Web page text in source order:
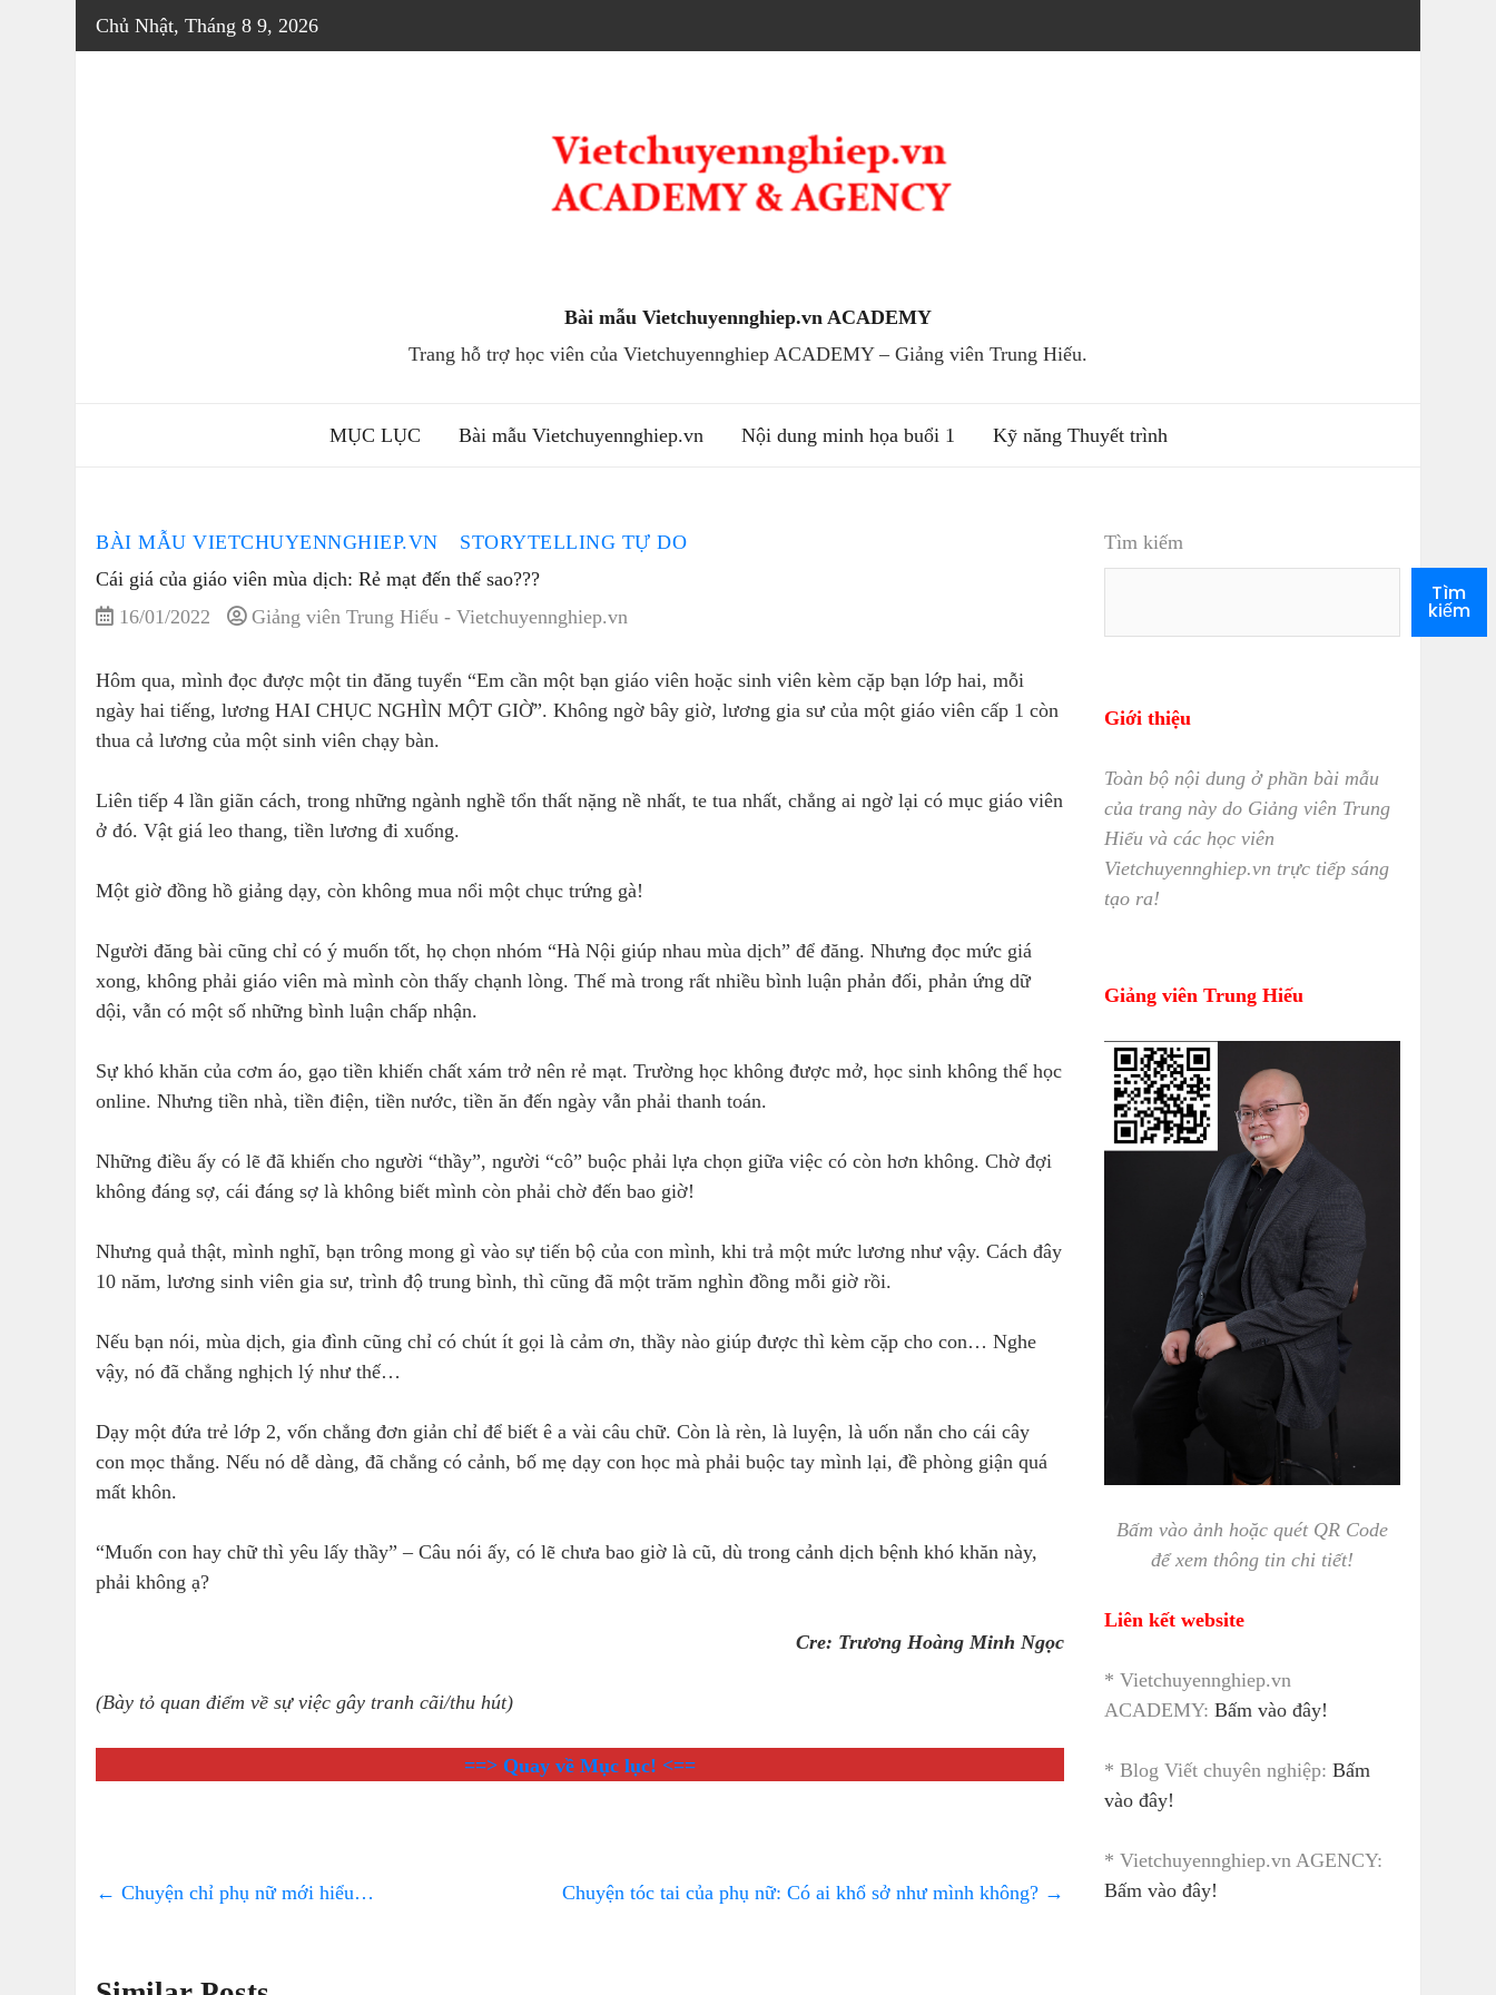
Skip
Chủ Nhật, Tháng 8 9, 2026
Bài mẫu Vietchuyennghiep.vn ACADEMY
Trang hỗ trợ học viên của Vietchuyennghiep ACADEMY – Giảng viên Trung Hiếu.
MỤC LỤC Bài mẫu Vietchuyennghiep.vn Nội dung minh họa buổi 1 Kỹ năng Thuyết trình
BÀI MẪU VIETCHUYENNGHIEP.VN
STORYTELLING TỰ DO
Cái giá của giáo viên mùa dịch: Rẻ mạt đến thế sao???
16/01/2022
Giảng viên Trung Hiếu - Vietchuyennghiep.vn
Hôm qua, mình đọc được một tin đăng tuyển “Em cần một bạn giáo viên hoặc sinh viên kèm cặp bạn lớp hai, mỗi
ngày hai tiếng, lương HAI CHỤC NGHÌN MỘT GIỜ”. Không ngờ bây giờ, lương gia sư của một giáo viên cấp 1 còn
thua cả lương của một sinh viên chạy bàn.
Liên tiếp 4 lần giãn cách, trong những ngành nghề tổn thất nặng nề nhất, te tua nhất, chẳng ai ngờ lại có mục giáo viên
ở đó. Vật giá leo thang, tiền lương đi xuống.
Một giờ đồng hồ giảng dạy, còn không mua nổi một chục trứng gà!
Người đăng bài cũng chỉ có ý muốn tốt, họ chọn nhóm “Hà Nội giúp nhau mùa dịch” để đăng. Nhưng đọc mức giá
xong, không phải giáo viên mà mình còn thấy chạnh lòng. Thế mà trong rất nhiều bình luận phản đối, phản ứng dữ
dội, vẫn có một số những bình luận chấp nhận.
Sự khó khăn của cơm áo, gạo tiền khiến chất xám trở nên rẻ mạt. Trường học không được mở, học sinh không thể học
online. Nhưng tiền nhà, tiền điện, tiền nước, tiền ăn đến ngày vẫn phải thanh toán.
Những điều ấy có lẽ đã khiến cho người “thầy”, người “cô” buộc phải lựa chọn giữa việc có còn hơn không. Chờ đợi
không đáng sợ, cái đáng sợ là không biết mình còn phải chờ đến bao giờ!
Nhưng quả thật, mình nghĩ, bạn trông mong gì vào sự tiến bộ của con mình, khi trả một mức lương như vậy. Cách đây
10 năm, lương sinh viên gia sư, trình độ trung bình, thì cũng đã một trăm nghìn đồng mỗi giờ rồi.
Nếu bạn nói, mùa dịch, gia đình cũng chỉ có chút ít gọi là cảm ơn, thầy nào giúp được thì kèm cặp cho con… Nghe
vậy, nó đã chẳng nghịch lý như thế…
Dạy một đứa trẻ lớp 2, vốn chẳng đơn giản chỉ để biết ê a vài câu chữ. Còn là rèn, là luyện, là uốn nắn cho cái cây
con mọc thẳng. Nếu nó dễ dàng, đã chẳng có cảnh, bố mẹ dạy con học mà phải buộc tay mình lại, đề phòng giận quá
mất khôn.
“Muốn con hay chữ thì yêu lấy thầy” – Câu nói ấy, có lẽ chưa bao giờ là cũ, dù trong cảnh dịch bệnh khó khăn này,
phải không ạ?
Cre: Trương Hoàng Minh Ngọc
(Bày tỏ quan điểm về sự việc gây tranh cãi/thu hút)
==> Quay về Mục lục! <==
← Chuyện chỉ phụ nữ mới hiểu… Chuyện tóc tai của phụ nữ: Có ai khổ sở như mình không? →
Tìm kiếm
Tìm
kiếm
Giới thiệu
Toàn bộ nội dung ở phần bài mẫu
của trang này do Giảng viên Trung
Hiếu và các học viên
Vietchuyennghiep.vn trực tiếp sáng
tạo ra!
Giảng viên Trung Hiếu
Bấm vào ảnh hoặc quét QR Code
để xem thông tin chi tiết!
Liên kết website
* Vietchuyennghiep.vn
ACADEMY: Bấm vào đây!
* Blog Viết chuyên nghiệp: Bấm
vào đây!
* Vietchuyennghiep.vn AGENCY:
Bấm vào đây!